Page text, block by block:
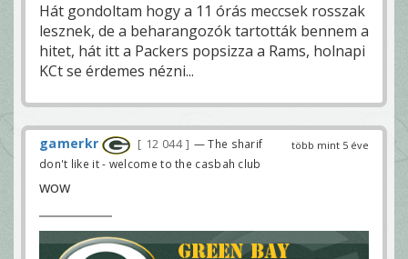
Hát gondoltam hogy a 11 órás meccsek rosszak
lesznek, de a beharangozók tartották bennem a
hitet, hát itt a Packers popsizza a Rams, holnapi
KCt se érdemes nézni...
több mint 5 éve
gamerkr 12 044
— The sharif
don't like it - welcome to the casbah club
wow